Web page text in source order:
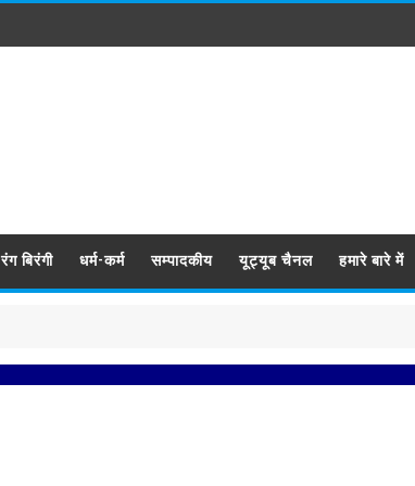
बिरंगी धर्म-कर्म सम्पादकीय यूट्यूब चैनल हमारे बारे में